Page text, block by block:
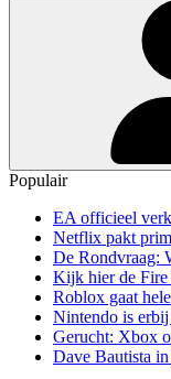
Populair
EA officieel
Netflix pakt
De Rondvraag:
Kijk hier de Fire
Roblox gaat
Nintendo is erbij
Gerucht: Xbox
Dave Bautista